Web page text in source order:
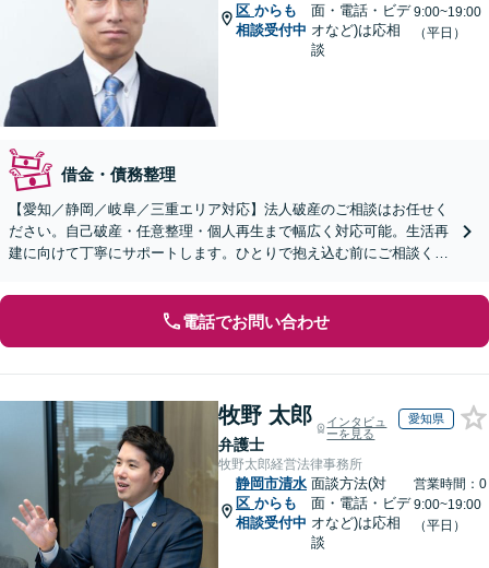
区 からも
相談受付中
面・電話・ビデ
オなど)は応相
談
9:00~19:00
（平日）
借金・債務整理
【愛知／静岡／岐阜／三重エリア対応】法人破産のご相談はお任せく
ださい。自己破産・任意整理・個人再生まで幅広く対応可能。生活再
建に向けて丁寧にサポートします。ひとりで抱え込む前にご相談くだ
電話でお問い合わせ
牧野 太郎
弁護士
インタビュ
ーを見る
愛知県
牧野太郎経営法律事務所
静岡市清水
区 からも
相談受付中
面談方法(対
面・電話・ビデ
オなど)は応相
談
営業時間：0
9:00~19:00
（平日）